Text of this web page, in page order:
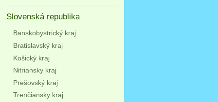
Slovenská republika
Banskobystrický kraj
Bratislavský kraj
Košický kraj
Nitriansky kraj
Prešovský kraj
Trenčiansky kraj